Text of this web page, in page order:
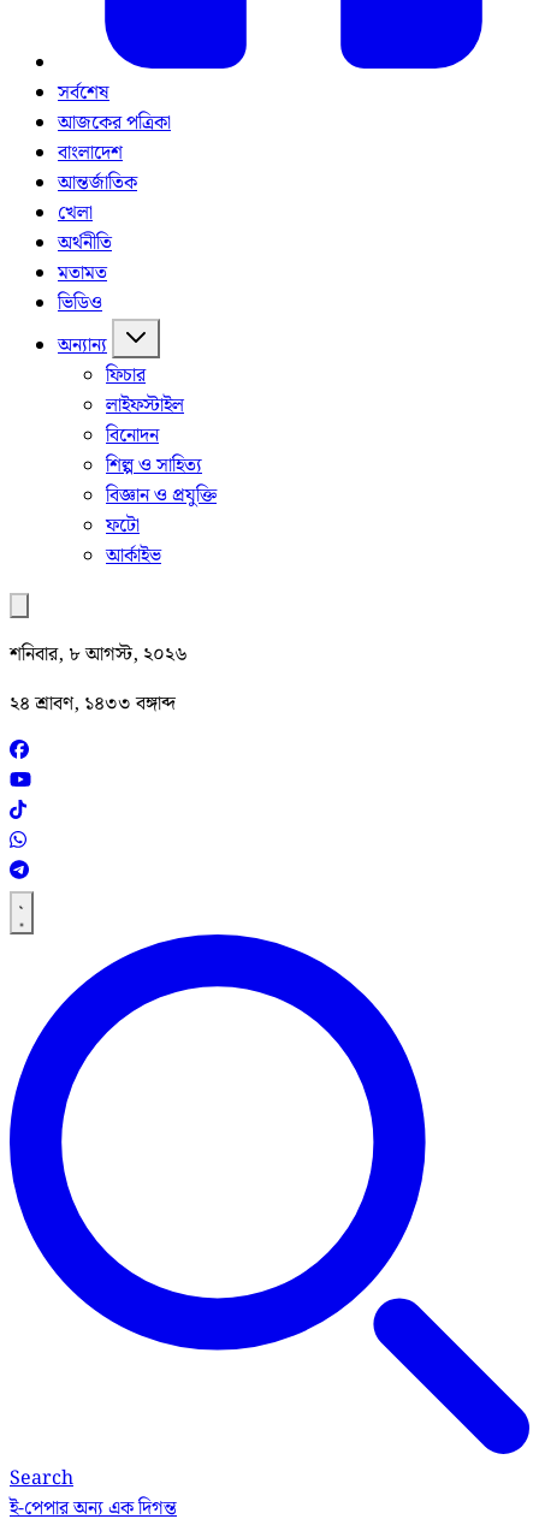
সর্বশেষ
আজকের পত্রিকা
বাংলাদেশ
আন্তর্জাতিক
খেলা
অর্থনীতি
মতামত
ভিডিও
অন্যান্য
ফিচার
লাইফস্টাইল
বিনোদন
শিল্প ও সাহিত্য
বিজ্ঞান ও প্রযুক্তি
ফটো
আর্কাইভ
শনিবার, ৮ আগস্ট, ২০২৬
২৪ শ্রাবণ, ১৪৩৩ বঙ্গাব্দ
Search
ই-পেপারঅন্য এক দিগন্ত